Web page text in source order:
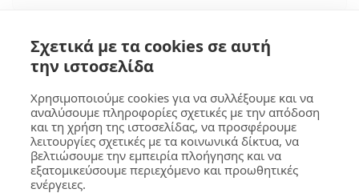
ΓΚΟΥΜΑ Design
Πνευματικά Δικαιώματα © 2026 Όλα τα δικαιώματα κατοχυρωμένα
Όροι|Προστασία Προσωπικών Δεδομένων|Προσβασιμότητα
Σχετικά με τα cookies σε αυτή
την ιστοσελίδα
Χρησιμοποιούμε cookies για να συλλέξουμε και να
αναλύσουμε πληροφορίες σχετικές με την απόδοση
και τη χρήση της ιστοσελίδας, να προσφέρουμε
λειτουργίες σχετικές με τα κοινωνικά δίκτυα, να
βελτιώσουμε την εμπειρία πλοήγησης και να
εξατομικεύσουμε περιεχόμενο και προωθητικές
ενέργειες.